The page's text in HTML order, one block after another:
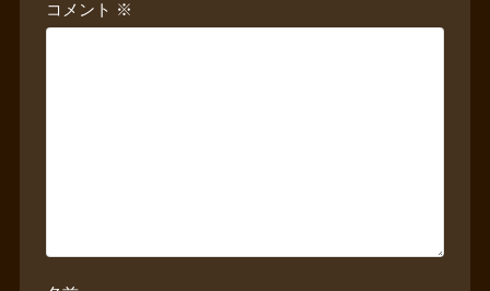
コメント ※